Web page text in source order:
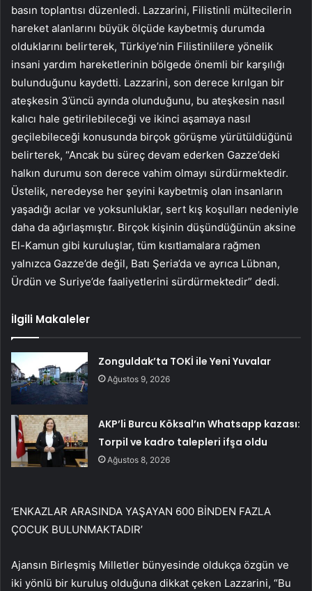
basın toplantısı düzenledi. Lazzarini, Filistinli mültecilerin
hareket alanlarını büyük ölçüde kaybetmiş durumda
olduklarını belirterek, Türkiye’nin Filistinlilere yönelik
insani yardım hareketlerinin bölgede önemli bir karşılığı
bulunduğunu kaydetti. Lazzarini, son derece kırılgan bir
ateşkesin 3’üncü ayında olunduğunu, bu ateşkesin nasıl
kalıcı hale getirilebileceği ve ikinci aşamaya nasıl
geçilebileceği konusunda birçok görüşme yürütüldüğünü
belirterek, “Ancak bu süreç devam ederken Gazze’deki
halkın durumu son derece vahim olmayı sürdürmektedir.
Üstelik, neredeyse her şeyini kaybetmiş olan insanların
yaşadığı acılar ve yoksunluklar, sert kış koşulları nedeniyle
daha da ağırlaşmıştır. Birçok kişinin düşündüğünün aksine
El-Kamun gibi kuruluşlar, tüm kısıtlamalara rağmen
yalnızca Gazze’de değil, Batı Şeria’da ve ayrıca Lübnan,
Ürdün ve Suriye’de faaliyetlerini sürdürmektedir” dedi.
İlgili Makaleler
Zonguldak’ta TOKİ ile Yeni Yuvalar
Ağustos 9, 2026
AKP’li Burcu Köksal’ın Whatsapp kazası:
Torpil ve kadro talepleri ifşa oldu
Ağustos 8, 2026
‘ENKAZLAR ARASINDA YAŞAYAN 600 BİNDEN FAZLA
ÇOCUK BULUNMAKTADIR’
Ajansın Birleşmiş Milletler bünyesinde oldukça özgün ve
iki yönlü bir kuruluş olduğuna dikkat çeken Lazzarini, “Bu